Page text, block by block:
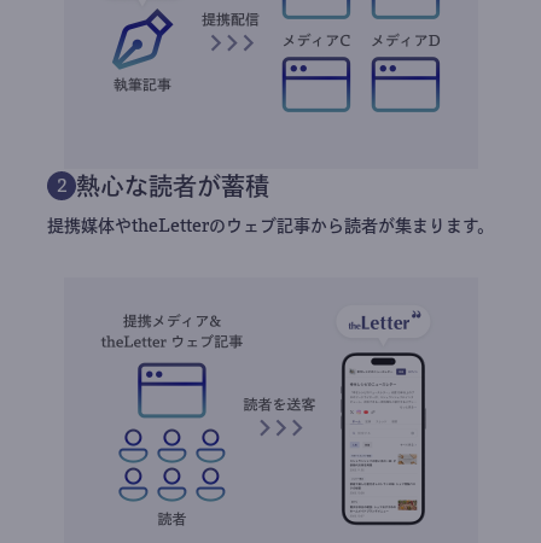
2 熱心な読者が蓄積
提携媒体やtheLetterのウェブ記事から読者が集まります。